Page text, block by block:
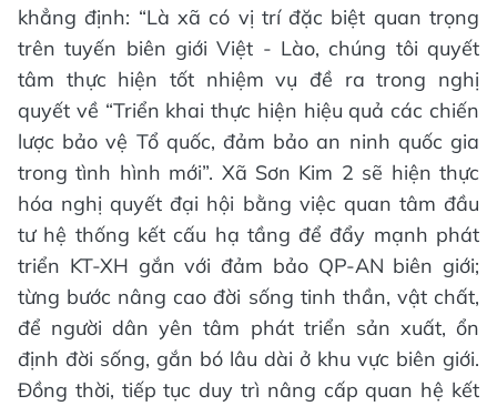
khẳng định: “Là xã có vị trí đặc biệt quan trọng
trên tuyến biên giới Việt - Lào, chúng tôi quyết
tâm thực hiện tốt nhiệm vụ đề ra trong nghị
quyết về “Triển khai thực hiện hiệu quả các chiến
lược bảo vệ Tổ quốc, đảm bảo an ninh quốc gia
trong tình hình mới”. Xã Sơn Kim 2 sẽ hiện thực
hóa nghị quyết đại hội bằng việc quan tâm đầu
tư hệ thống kết cấu hạ tầng để đẩy mạnh phát
triển KT-XH gắn với đảm bảo QP-AN biên giới;
từng bước nâng cao đời sống tinh thần, vật chất,
để người dân yên tâm phát triển sản xuất, ổn
định đời sống, gắn bó lâu dài ở khu vực biên giới.
Đồng thời, tiếp tục duy trì nâng cấp quan hệ kết